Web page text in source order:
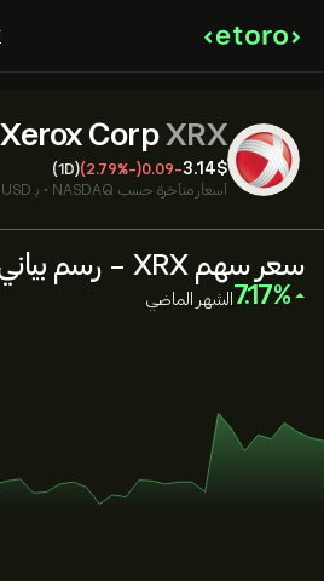
Xerox CorpXRX
3.14‎$‎
-0.09
(-2.79%)
(1D)
أسعار متأخرة حسب NASDAQ
• بـ USD
سعر سهم XRX - رسم بياني مباشر
‎7.17‎ الشهر الماضي